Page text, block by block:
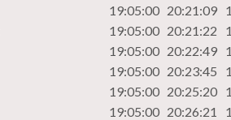
19:05:00 20:21:09
19:05:00 20:21:22
19:05:00 20:22:49
19:05:00 20:23:45
19:05:00 20:25:20
19:05:00 20:26:21